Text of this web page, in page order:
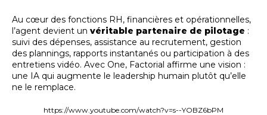
Au cœur des fonctions RH, financières et opérationnelles,
l’agent devient un véritable partenaire de pilotage :
suivi des dépenses, assistance au recrutement, gestion
des plannings, rapports instantanés ou participation à des
entretiens vidéo. Avec One, Factorial affirme une vision :
une IA qui augmente le leadership humain plutôt qu’elle
ne le remplace.
https://www.youtube.com/watch?v=s--YOBZ6bPM